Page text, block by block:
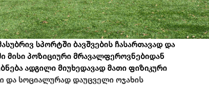
სპორტში ბავშვების ჩასართავად და
მისი პოზიციური მრავალფეროვნებიდან
ადგილი მიუხედავად მათი ფიზიკური
და სოციალურად დაუცველი ოჯახის